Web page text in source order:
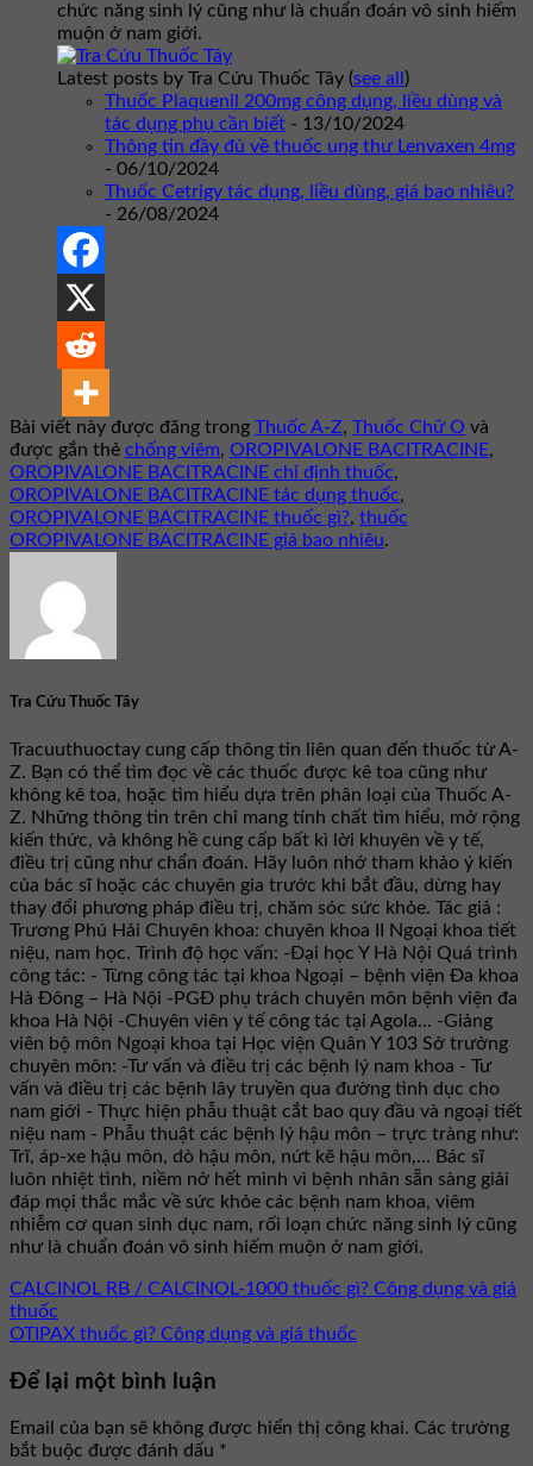
chức năng sinh lý cũng như là chuẩn đoán vô sinh hiếm
muộn ở nam giới.
Latest posts by Tra Cứu Thuốc Tây (see all )
Thuốc Plaquenil 200mg công dụng, liều dùng và
tác dụng phụ cần biết - 13/10/2024
Thông tin đầy đủ về thuốc ung thư Lenvaxen 4mg
- 06/10/2024
Thuốc Cetrigy tác dụng, liều dùng, giá bao nhiêu?
- 26/08/2024
Bài viết này được đăng trong Thuốc A-Z, Thuốc Chữ O và
được gắn thẻ chống viêm, OROPIVALONE BACITRACINE,
OROPIVALONE BACITRACINE chỉ định thuốc,
OROPIVALONE BACITRACINE tác dụng thuốc,
OROPIVALONE BACITRACINE thuốc gì?, thuốc
OROPIVALONE BACITRACINE giá bao nhiêu.
Tra Cứu Thuốc Tây
Tracuuthuoctay cung cấp thông tin liên quan đến thuốc từ A-
Z. Bạn có thể tìm đọc về các thuốc được kê toa cũng như
không kê toa, hoặc tìm hiểu dựa trên phân loại của Thuốc A-
Z. Những thông tin trên chỉ mang tính chất tìm hiểu, mở rộng
kiến thức, và không hề cung cấp bất kì lời khuyên về y tế,
điều trị cũng như chẩn đoán. Hãy luôn nhớ tham khảo ý kiến
của bác sĩ hoặc các chuyên gia trước khi bắt đầu, dừng hay
thay đổi phương pháp điều trị, chăm sóc sức khỏe. Tác giả :
Trương Phú Hải Chuyên khoa: chuyên khoa II Ngoại khoa tiết
niệu, nam học. Trình độ học vấn: -Đại học Y Hà Nội Quá trình
công tác: - Từng công tác tại khoa Ngoại – bệnh viện Đa khoa
Hà Đông – Hà Nội -PGĐ phụ trách chuyên môn bệnh viện đa
khoa Hà Nội -Chuyên viên y tế công tác tại Agola... -Giảng
viên bộ môn Ngoại khoa tại Học viện Quân Y 103 Sở trưởng
chuyên môn: -Tư vấn và điều trị các bệnh lý nam khoa - Tư
vấn và điều trị các bệnh lây truyền qua đường tình dục cho
nam giới - Thực hiện phẫu thuật cắt bao quy đầu và ngoại tiết
niệu nam - Phẫu thuật các bệnh lý hậu môn – trực tràng như:
Trĩ, áp-xe hậu môn, dò hậu môn, nứt kẽ hậu môn,... Bác sĩ
luôn nhiệt tình, niềm nở hết mình vì bệnh nhân sẵn sàng giải
đáp mọi thắc mắc về sức khỏe các bệnh nam khoa, viêm
nhiễm cơ quan sinh dục nam, rối loạn chức năng sinh lý cũng
như là chuẩn đoán vô sinh hiếm muộn ở nam giới.
CALCINOL RB / CALCINOL-1000 thuốc gì? Công dụng và giá
thuốc
OTIPAX thuốc gì? Công dụng và giá thuốc
Để lại một bình luận
Email của bạn sẽ không được hiển thị công khai. Các trường
bắt buộc được đánh dấu *